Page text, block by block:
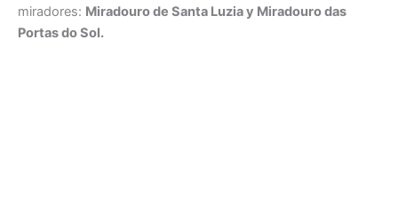
miradores: Miradouro de Santa Luzia y Miradouro das
Portas do Sol.